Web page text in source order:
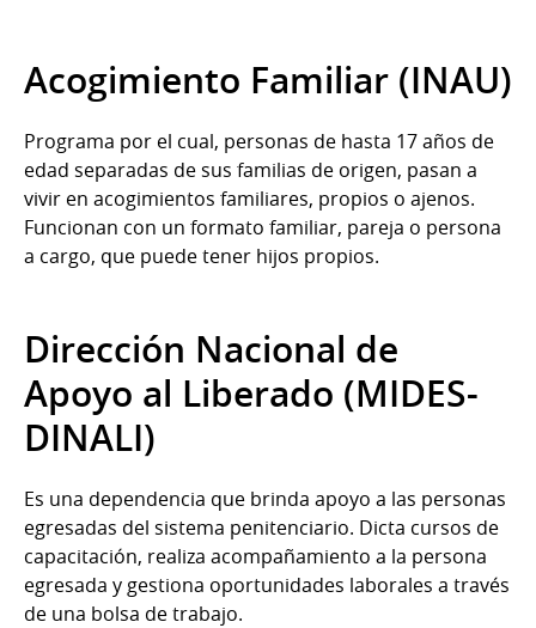
Acogimiento Familiar (INAU)
Programa por el cual, personas de hasta 17 años de
edad separadas de sus familias de origen, pasan a
vivir en acogimientos familiares, propios o ajenos.
Funcionan con un formato familiar, pareja o persona
a cargo, que puede tener hijos propios.
Dirección Nacional de
Apoyo al Liberado (MIDES-
DINALI)
Es una dependencia que brinda apoyo a las personas
egresadas del sistema penitenciario. Dicta cursos de
capacitación, realiza acompañamiento a la persona
egresada y gestiona oportunidades laborales a través
de una bolsa de trabajo.